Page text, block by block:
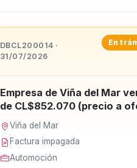
DBCL200014 ·
31/07/2026
En
Empresa de Viña del Mar
de CL$852.070 (precio a
Viña del Mar
Factura impagada
Automoción